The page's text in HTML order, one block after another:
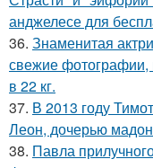
анджелесе для
36. Знаменитая
свежие фотографии,
в 22 кг.
37. В 2013 году
Леон, дочерью
38. Павла